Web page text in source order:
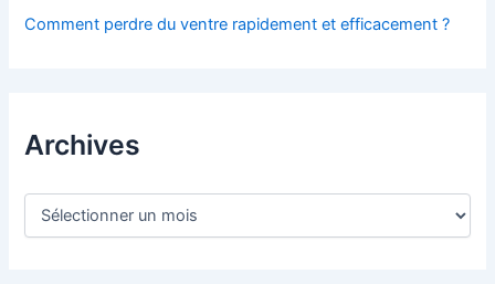
Comment perdre du ventre rapidement et efficacement ?
Archives
A